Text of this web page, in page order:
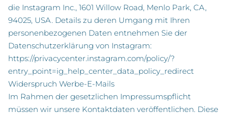
die Instagram Inc., 1601 Willow Road, Menlo Park, CA,
94025, USA. Details zu deren Umgang mit Ihren
personenbezogenen Daten entnehmen Sie der
Datenschutzerklärung von Instagram:
https://privacycenter.instagram.com/policy/?
entry_point=ig_help_center_data_policy_redirect
Widerspruch Werbe-E-Mails
Im Rahmen der gesetzlichen Impressumspflicht
müssen wir unsere Kontaktdaten veröffentlichen. Diese